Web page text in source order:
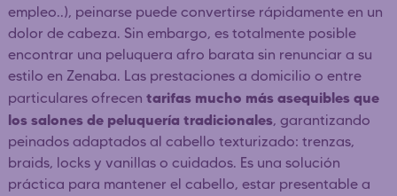
empleo..), peinarse puede convertirse rápidamente en un
dolor de cabeza. Sin embargo, es totalmente posible
encontrar una peluquera afro barata sin renunciar a su
estilo en Zenaba. Las prestaciones a domicilio o entre
particulares ofrecen tarifas mucho más asequibles que
los salones de peluquería tradicionales, garantizando
peinados adaptados al cabello texturizado: trenzas,
braids, locks y vanillas o cuidados. Es una solución
práctica para mantener el cabello, estar presentable a